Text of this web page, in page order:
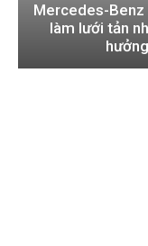
Mercedes-Benz
làm lưới tản